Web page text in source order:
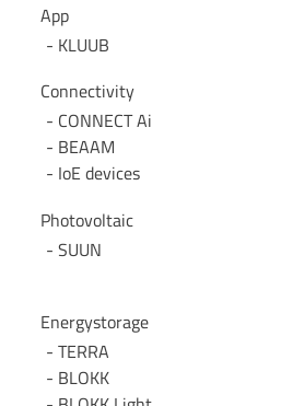
App
KLUUB
Connectivity
CONNECT Ai
BEAAM
IoE devices
Photovoltaic
SUUN
Energystorage
TERRA
BLOKK